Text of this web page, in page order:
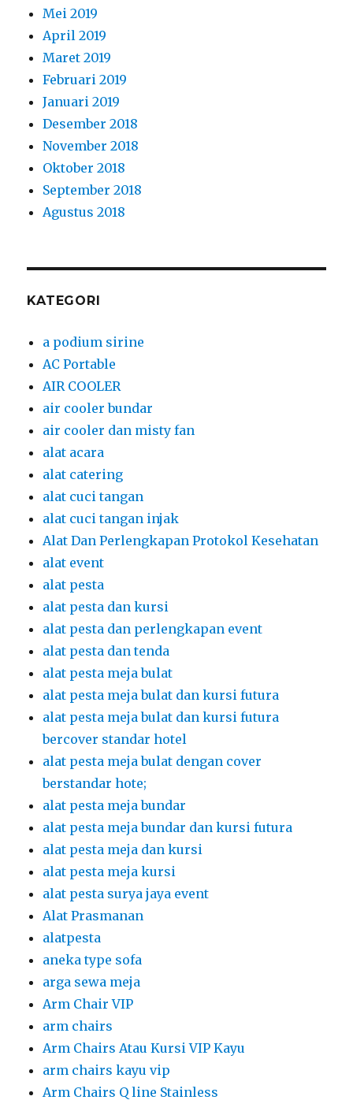
Mei 2019
April 2019
Maret 2019
Februari 2019
Januari 2019
Desember 2018
November 2018
Oktober 2018
September 2018
Agustus 2018
KATEGORI
a podium sirine
AC Portable
AIR COOLER
air cooler bundar
air cooler dan misty fan
alat acara
alat catering
alat cuci tangan
alat cuci tangan injak
Alat Dan Perlengkapan Protokol Kesehatan
alat event
alat pesta
alat pesta dan kursi
alat pesta dan perlengkapan event
alat pesta dan tenda
alat pesta meja bulat
alat pesta meja bulat dan kursi futura
alat pesta meja bulat dan kursi futura
bercover standar hotel
alat pesta meja bulat dengan cover
berstandar hote;
alat pesta meja bundar
alat pesta meja bundar dan kursi futura
alat pesta meja dan kursi
alat pesta meja kursi
alat pesta surya jaya event
Alat Prasmanan
alatpesta
aneka type sofa
arga sewa meja
Arm Chair VIP
arm chairs
Arm Chairs Atau Kursi VIP Kayu
arm chairs kayu vip
Arm Chairs Q line Stainless